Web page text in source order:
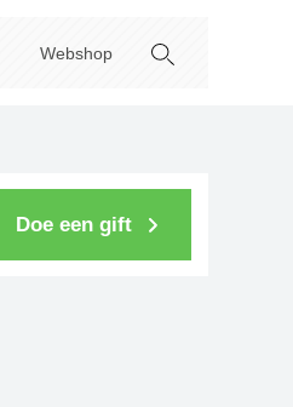
Webshop
Doe een gift